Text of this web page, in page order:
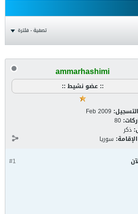
تصفية - فلترة
ammarhashimi
:: عضو نشيط ::
Feb 2009
80
ذكر
سوريا
#1